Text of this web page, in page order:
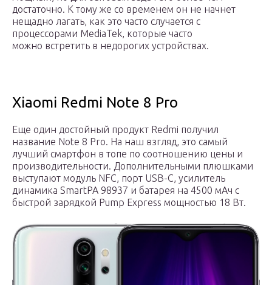
достаточно. К тому же со временем он не начнет
нещадно лагать, как это часто случается с
процессорами MediaTek, которые часто
можно встретить в недорогих устройствах.
Xiaomi Redmi Note 8 Pro
Еще один достойный продукт Redmi получил
название Note 8 Pro. На наш взгляд, это самый
лучший смартфон в топе по соотношению цены и
производительности. Дополнительными плюшками
выступают модуль NFC, порт USB-C, усилитель
динамика SmartPA 98937 и батарея на 4500 мАч с
быстрой зарядкой Pump Express мощностью 18 Вт.